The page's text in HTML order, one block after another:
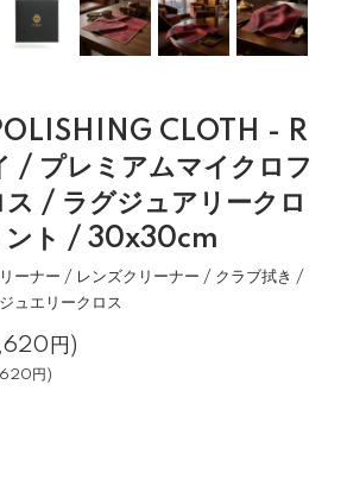
CLOTH - R
/ プレミアムマイクロフ
ス / ラグジュアリークロ
ント / 30x30cm
ーナー / レンズクリーナー / クラブ拭き /
ュエリークロス
円)
円)